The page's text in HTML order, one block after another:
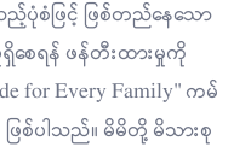
ပုံစံဖြင့် ဖြစ်တည်နေသော
စေရန် ဖန်တီးထားမှုကို
for Every Family" ကမ်
ပါသည်။ မိမိတို့ မိသားစု